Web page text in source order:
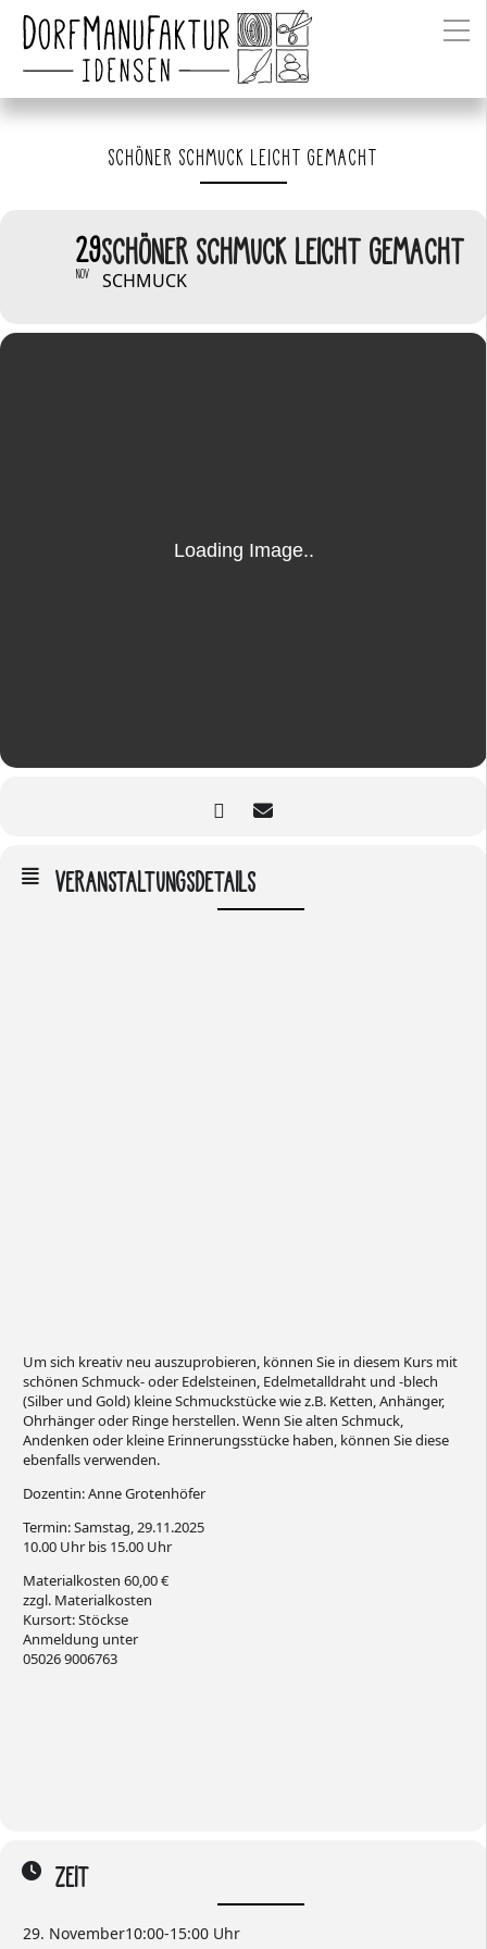
SCHÖNER SCHMUCK LEICHT GEMACHT
29
NOV
SCHÖNER SCHMUCK LEICHT GEMACHT
SCHMUCK
VERANSTALTUNGSDETAILS
Um sich kreativ neu auszuprobieren, können Sie in diesem Kurs mit
schönen Schmuck- oder Edelsteinen, Edelmetalldraht und -blech
(Silber und Gold) kleine Schmuckstücke wie z.B. Ketten, Anhänger,
Ohrhänger oder Ringe herstellen. Wenn Sie alten Schmuck,
Andenken oder kleine Erinnerungsstücke haben, können Sie diese
ebenfalls verwenden.
Dozentin: Anne Grotenhöfer
Termin: Samstag, 29.11.2025
10.00 Uhr bis 15.00 Uhr
Materialkosten 60,00 €
zzgl. Materialkosten
Kursort: Stöckse
Anmeldung unter
05026 9006763
ZEIT
29. November10:00-15:00